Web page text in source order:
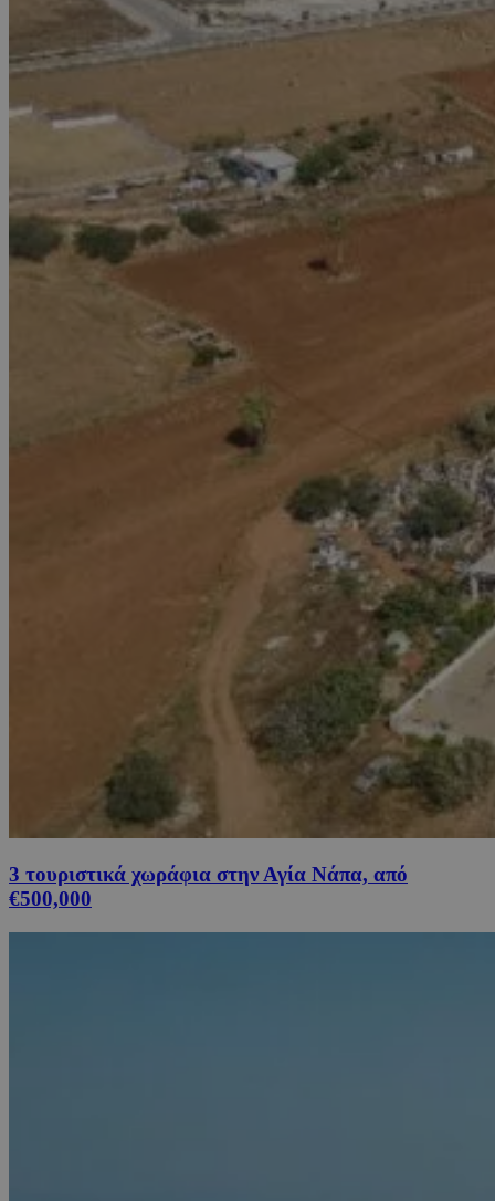
3 τουριστικά χωράφια στην Αγία Νάπα, από
€500,000